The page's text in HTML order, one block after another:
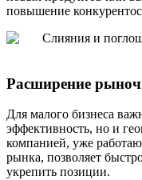
повышение
Расширение
Для малого бизнеса
эффективность, но и
компанией, уже
рынка, позволяет
укрепить позиции.